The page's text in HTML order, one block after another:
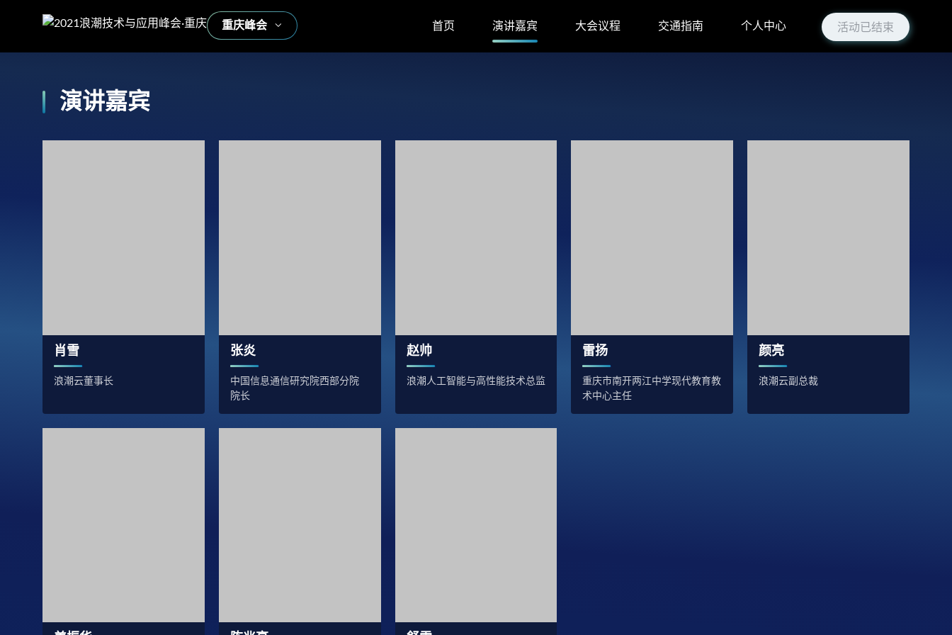
首页
重庆峰会  演讲嘉宾 大会议程 交通指南 个人中心 活动已结束
演讲嘉宾
肖雪
浪潮云董事长
张炎
中国信息通信研究院西部分院
院长
赵帅
浪潮人工智能与高性能技术总监
雷扬
重庆市南开两江中学现代教育教
术中心主任
颜亮
浪潮云副总裁